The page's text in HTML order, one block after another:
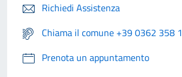
Richiedi Assistenza
Chiama il comune +39 0362 358 1
Prenota un appuntamento